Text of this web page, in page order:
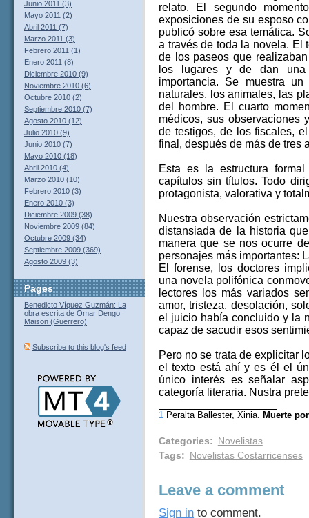
relato. El segundo
exposiciones de su esposo
publicó sobre esa temática.
a través de toda la novela. El
de los paseos que
los lugares y de dan una
importancia. Se muestra
naturales, los animales, las
del hombre. El cuarto
médicos, sus observaciones
de testigos, de los fiscales,
final, después de más de tres
Esta es la estructura
capítulos sin títulos. Todo
protagonista, valorativa y
Nuestra observación
distansiada de la historia
manera que se nos ocurre
personajes más importantes:
El forense, los doctores
una novela polifónica
lectores los más variados
amor, tristeza, desolación,
el juicio había concluido y la
capaz de sacudir esos
Pero no se trata de explicitar
el texto está ahí y es él el
único interés es señalar
categoría literaria. Nustra
1 Peralta Ballester, Xinia. Muerte
Categories: Novelistas
Tags: Novelistas Costarricenses
Leave a comment
Sign in to comment.
Junio 2011 (3)
Mayo 2011 (2)
Abril 2011 (7)
Marzo 2011 (3)
Febrero 2011 (1)
Enero 2011 (8)
Diciembre 2010 (9)
Noviembre 2010 (6)
Octubre 2010 (2)
Septiembre 2010 (7)
Agosto 2010 (12)
Julio 2010 (9)
Junio 2010 (7)
Mayo 2010 (18)
Abril 2010 (4)
Marzo 2010 (10)
Febrero 2010 (3)
Enero 2010 (3)
Diciembre 2009 (38)
Noviembre 2009 (84)
Octubre 2009 (34)
Septiembre 2009 (369)
Agosto 2009 (3)
Pages
Benedicto Víquez Guzmán: La
obra escrita de Omar Dengo
Maison (Guerrero)
Subscribe to this blog's feed